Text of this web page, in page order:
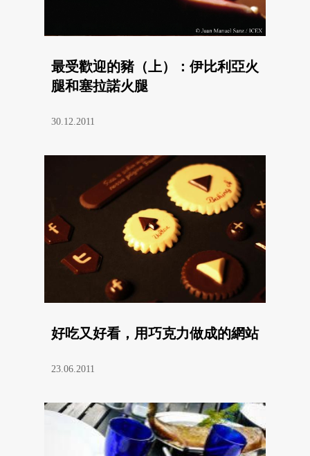
最受歡迎的豬（上）：伊比利亞火
腿和塞拉諾火腿
30.12.2011
好吃又好看，用巧克力做成的網站
23.06.2011